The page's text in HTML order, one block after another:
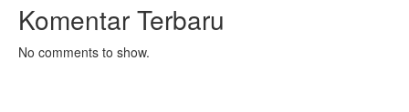
Komentar Terbaru
No comments to show.